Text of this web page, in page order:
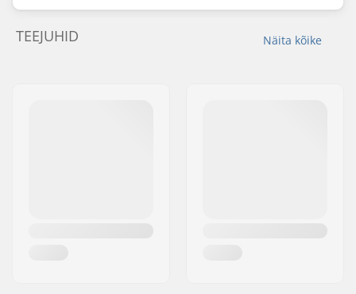
Näita kõike
TEEJUHID